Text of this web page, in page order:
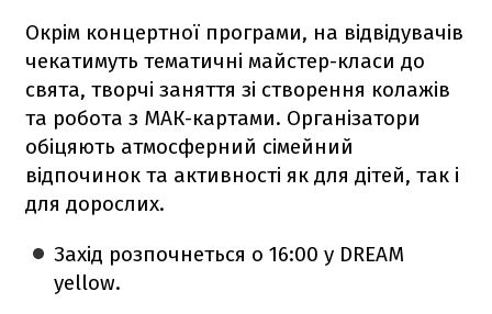
Окрім концертної програми, на відвідувачів
чекатимуть тематичні майстер-класи до
свята, творчі заняття зі створення колажів
та робота з МАК-картами. Організатори
обіцяють атмосферний сімейний
відпочинок та активності як для дітей, так і
для дорослих.
Захід розпочнеться о 16:00 у DREAM
yellow.